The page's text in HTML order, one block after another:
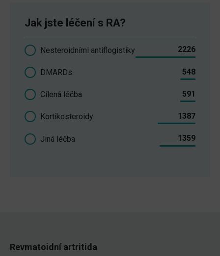
Jak jste léčení s RA?
Nesteroidními antiflogistiky 2226
DMARDs 548
Cílená léčba 591
Kortikosteroidy 1387
Jiná léčba 1359
Revmatoidní artritida